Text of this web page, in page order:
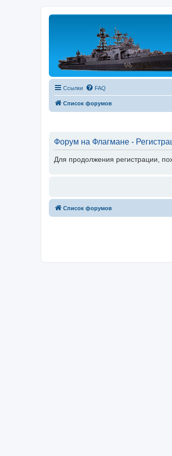
Ссылки FAQ
Список форумов
Форум на Флагмане -
Для продолжения регистрации,
Список форумов